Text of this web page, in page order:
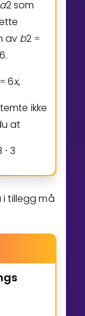
a2som
av b2 =
= 6x,
ikke
at
⋅ 3
i tillegg må